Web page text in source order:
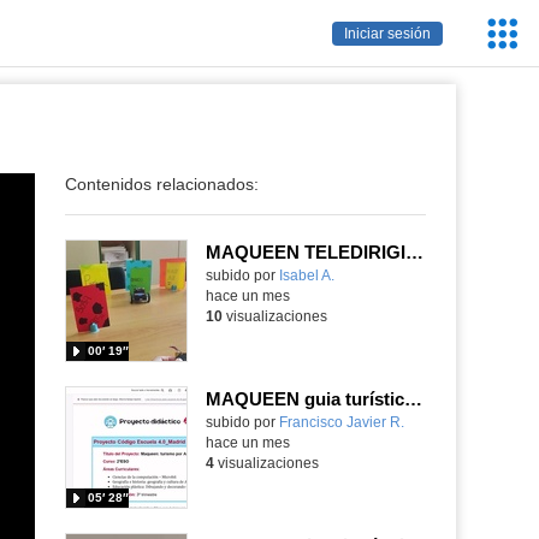
Iniciar sesión
Contenidos relacionados:
MAQUEEN TELEDIRIGIDO Y LAS RELACIONES SEMÁNTICAS
Contenido educativo.
subido por Isabel A.
00′ 19″
hace un mes
10visualizaciones
MAQUEEN guia turístico en Asia
Contenido educativo.
subido por Francisco Javier R.
05′ 28″
hace un mes
4visualizaciones